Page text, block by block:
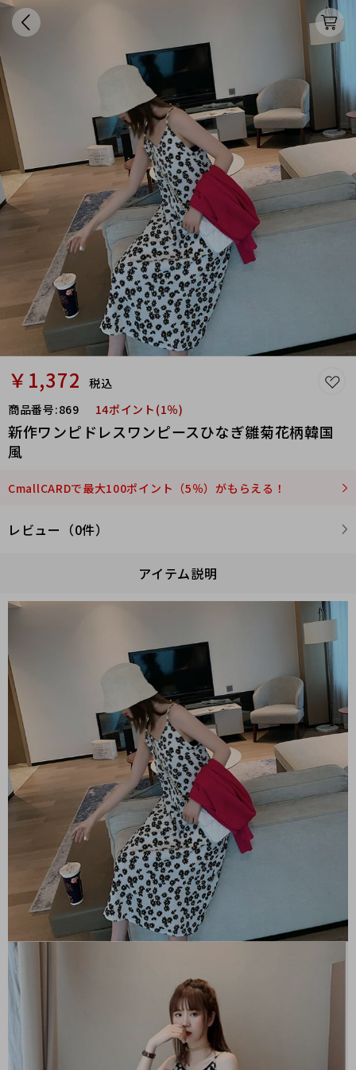
￥1,372
税込
商品番号:869 14ポイント(1％)
新作ワンピドレスワンピースひなぎ雛菊花柄韓国
風
CmallCARDで最大100ポイント（5％）がもらえる！
レビュー（0件）
アイテム説明